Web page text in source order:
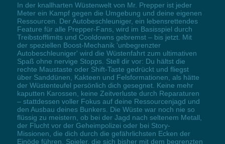
In der knallharten Wüstenwelt von Mr. Prepper ist jeder
Meter ein Kampf gegen die Umgebung und deine eigenen
Ressourcen. Der Autobeschleuniger, ein lebensrettendes
Feature für alle Prepper-Fans, wird im Basisspiel durch
Treibstofflimits und Cooldowns gebremst – bis jetzt. Mit
der speziellen Boost-Mechanik 'unbegrenzter
Autobeschleuniger' wird die Wüstenfahrt zum ultimativen
Spaß ohne nervige Stopps. Stell dir vor: Du hältst die
rechte Maustaste oder Shift-Taste gedrückt und fliegst
über Sanddünen, Kakteen und Felsformationen, als hätte
der Wüstenteufel persönlich dich gesegnet. Keine mehr
kaputten Karossen, keine Zeitverluste durch Reparaturen
– stattdessen voller Fokus auf deine Ressourcenjagd und
den Ausbau deines Bunkers. Die Wüste war noch nie so
flüssig zu meistern, ob bei der Jagd nach seltenem Metall,
der Flucht vor der Geheimpolizei oder bei Story-
Missionen, die dich durch die gefährlichsten Ecken der
Einöde führen. Spieler, die sich bisher mit dem begrenzten